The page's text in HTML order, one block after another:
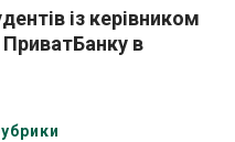
із керівником
ПриватБанку в